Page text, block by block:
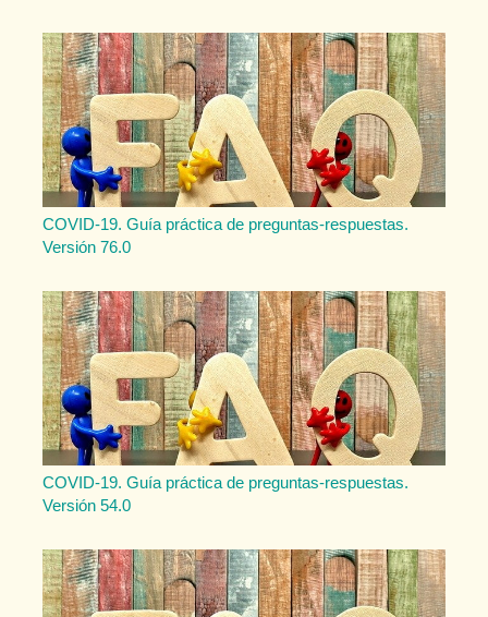
COVID-19. Guía práctica de preguntas-respuestas.
Versión 76.0
COVID-19. Guía práctica de preguntas-respuestas.
Versión 54.0